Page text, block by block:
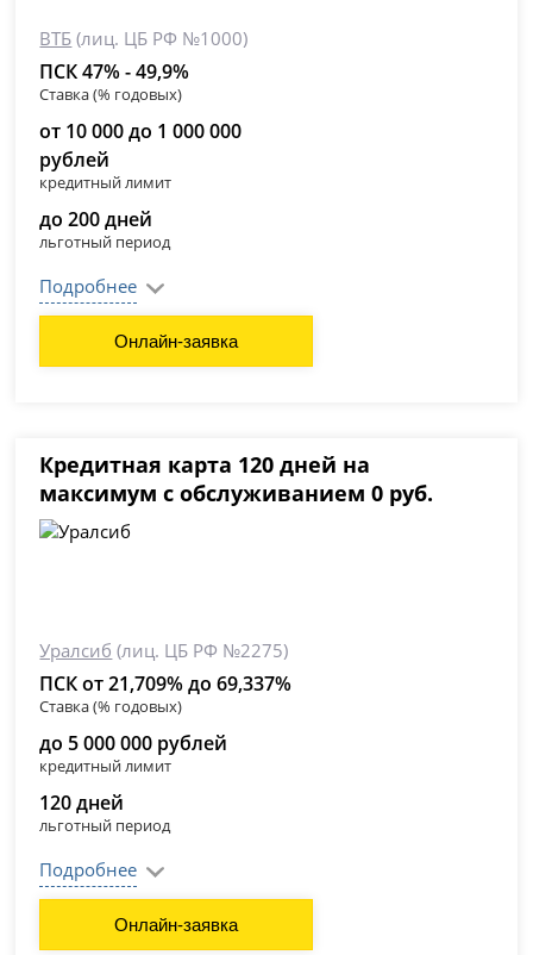
ВТБ (лиц. ЦБ РФ №1000)
ПСК 47% - 49,9%
Ставка (% годовых)
от 10 000 до 1 000 000
рублей
кредитный лимит
до 200 дней
льготный период
Подробнее
Онлайн-заявка
Кредитная карта 120 дней на
максимум с обслуживанием 0 руб.
Уралсиб (лиц. ЦБ РФ №2275)
ПСК от 21,709% до 69,337%
Ставка (% годовых)
до 5 000 000 рублей
кредитный лимит
120 дней
льготный период
Подробнее
Онлайн-заявка